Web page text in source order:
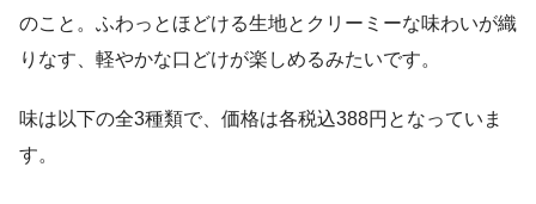
のこと。ふわっとほどける生地とクリーミーな味わいが織
りなす、軽やかな口どけが楽しめるみたいです。
味は以下の全3種類で、価格は各税込388円となっていま
す。